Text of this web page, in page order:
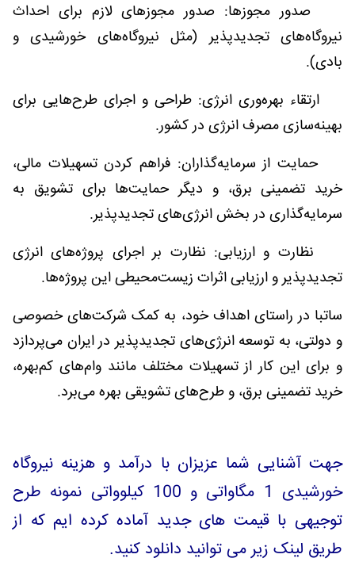
صدور مجوزها: صدور مجوزهای لازم برای احداث
نیروگاه‌های تجدیدپذیر (مثل نیروگاه‌های خورشیدی و
بادی).
ارتقاء بهره‌وری انرژی: طراحی و اجرای طرح‌هایی برای
بهینه‌سازی مصرف انرژی در کشور.
حمایت از سرمایه‌گذاران: فراهم کردن تسهیلات مالی،
خرید تضمینی برق، و دیگر حمایت‌ها برای تشویق به
سرمایه‌گذاری در بخش انرژی‌های تجدیدپذیر.
نظارت و ارزیابی: نظارت بر اجرای پروژه‌های انرژی
تجدیدپذیر و ارزیابی اثرات زیست‌محیطی این پروژه‌ها.
ساتبا در راستای اهداف خود، به کمک شرکت‌های خصوصی
و دولتی، به توسعه انرژی‌های تجدیدپذیر در ایران می‌پردازد
و برای این کار از تسهیلات مختلف مانند وام‌های کم‌بهره،
خرید تضمینی برق، و طرح‌های تشویقی بهره می‌برد.
جهت آشنایی شما عزیزان با درآمد و هزینه نیروگاه
خورشیدی 1 مگاواتی و 100 کیلوواتی نمونه طرح
توجیهی با قیمت های جدید آماده کرده ایم که از
طریق لینک زیر می توانید دانلود کنید.